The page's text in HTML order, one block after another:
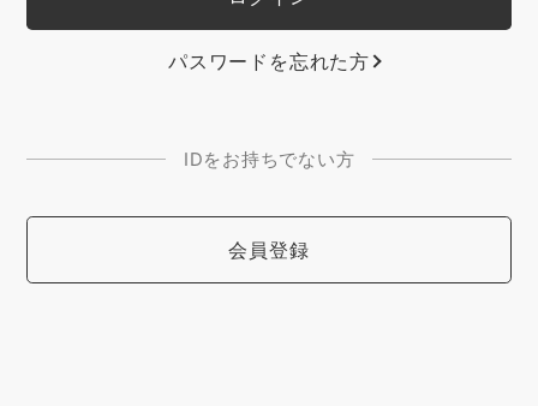
パスワードを忘れた方
IDをお持ちでない方
会員登録